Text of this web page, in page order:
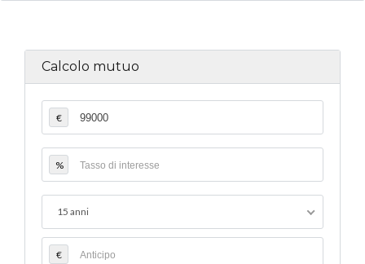
Calcolo mutuo
€
%
15 anni
€